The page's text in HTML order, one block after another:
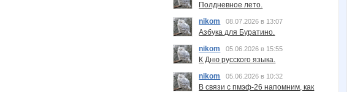
Полдневное лето.
nikom
08.07.2026 в 13:07
Азбука для Буратино.
nikom
05.06.2026 в 15:55
К Дню русского языка.
nikom
05.06.2026 в 10:32
В связи с пмэф-26 напомним, как